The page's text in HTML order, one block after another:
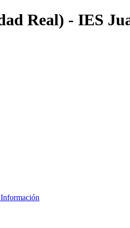
Real) - IES